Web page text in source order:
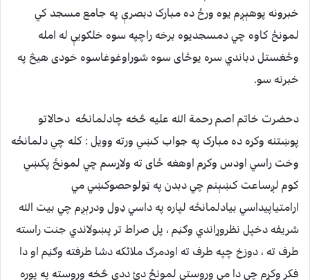
خبرونه پوهېږم يوه ورځ ده مبارک دبصرې په جامع مسجد کي
لمونځ کاوه چي دمسجديوه برخه راچپه سوه خلګويې له امله
وځغستل دباندي سره يوځاى سوه شوراوغوغاسوه خودى هيڅ په
خبرنه سو.
دحضرت خاتم اصم رحمة الله علیه څخه چادلمانځه دحالاتو
پوښتنه وکړه ده مبارک په جواب کښي ورته وويل : کله چي دلمانځه
وخت راسي اودس وکړم اوهغه ځاى ته ولاړسم چي لمونځ پکښي
کوم لږساعت کښېنم چي دبدن په ټولوحصوکښي مي
ارامتياپيداسي بيادلمانځه لپاره په داسي ډول ودرېږم چي بيت الله
شريفه دخپل نظروړاندي وګڼم ، پل صراط تر پښولاندي جنت راسته
طرف ته ، دوزخ چپه طرف ته اودمرګ ملائکه دشا طرفته وګڼم او دا
فکر وکړم چي دا مي وروستى لمونځ دئ ددې څخه وروسته په پوره